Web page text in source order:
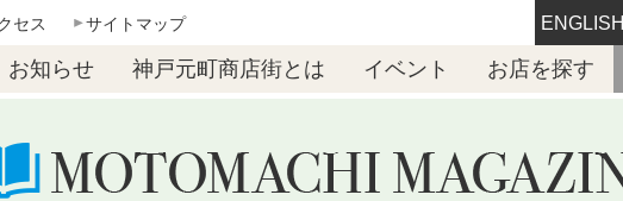
セス サイトマップ ENGLISH
お知らせ 神戸元町商店街とは イベント お店を探す